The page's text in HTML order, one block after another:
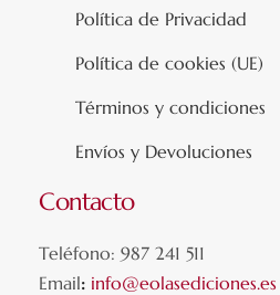
Política de Privacidad
Política de cookies (UE)
Términos y condiciones
Envíos y Devoluciones
Contacto
Teléfono: 987 241 511
Email: info@eolasediciones.es